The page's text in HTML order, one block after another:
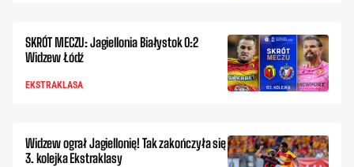
SKRÓT MECZU: Jagiellonia Białystok 0:2
Widzew Łódź
EKSTRAKLASA
Widzew ograł Jagiellonię! Tak zakończyła się
3. kolejka Ekstraklasy